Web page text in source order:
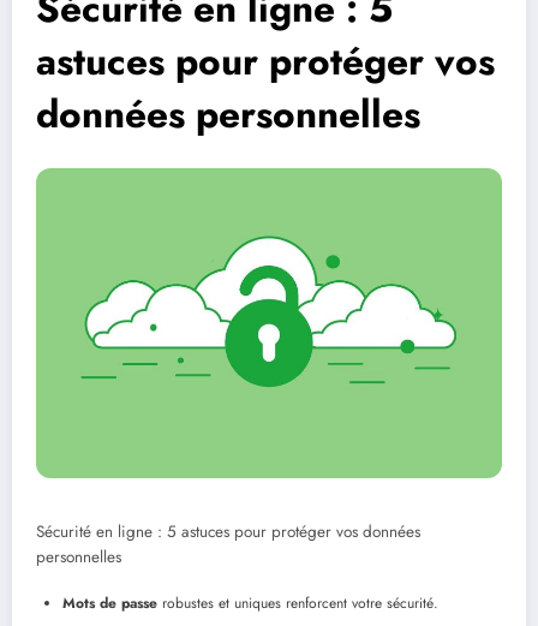
astuces pour protéger vos
données personnelles
Sécurité en ligne : 5 astuces pour protéger vos données
personnelles
Mots de passe robustes et uniques renforcent votre sécurité.